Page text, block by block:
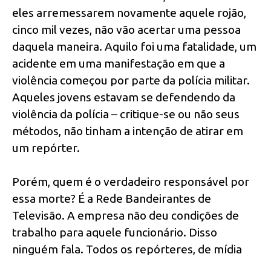
eles arremessarem novamente aquele rojão,
cinco mil vezes, não vão acertar uma pessoa
daquela maneira. Aquilo foi uma fatalidade, um
acidente em uma manifestação em que a
violência começou por parte da polícia militar.
Aqueles jovens estavam se defendendo da
violência da polícia – critique-se ou não seus
métodos, não tinham a intenção de atirar em
um repórter.
Porém, quem é o verdadeiro responsável por
essa morte? É a Rede Bandeirantes de
Televisão. A empresa não deu condições de
trabalho para aquele funcionário. Disso
ninguém fala. Todos os repórteres, de mídia